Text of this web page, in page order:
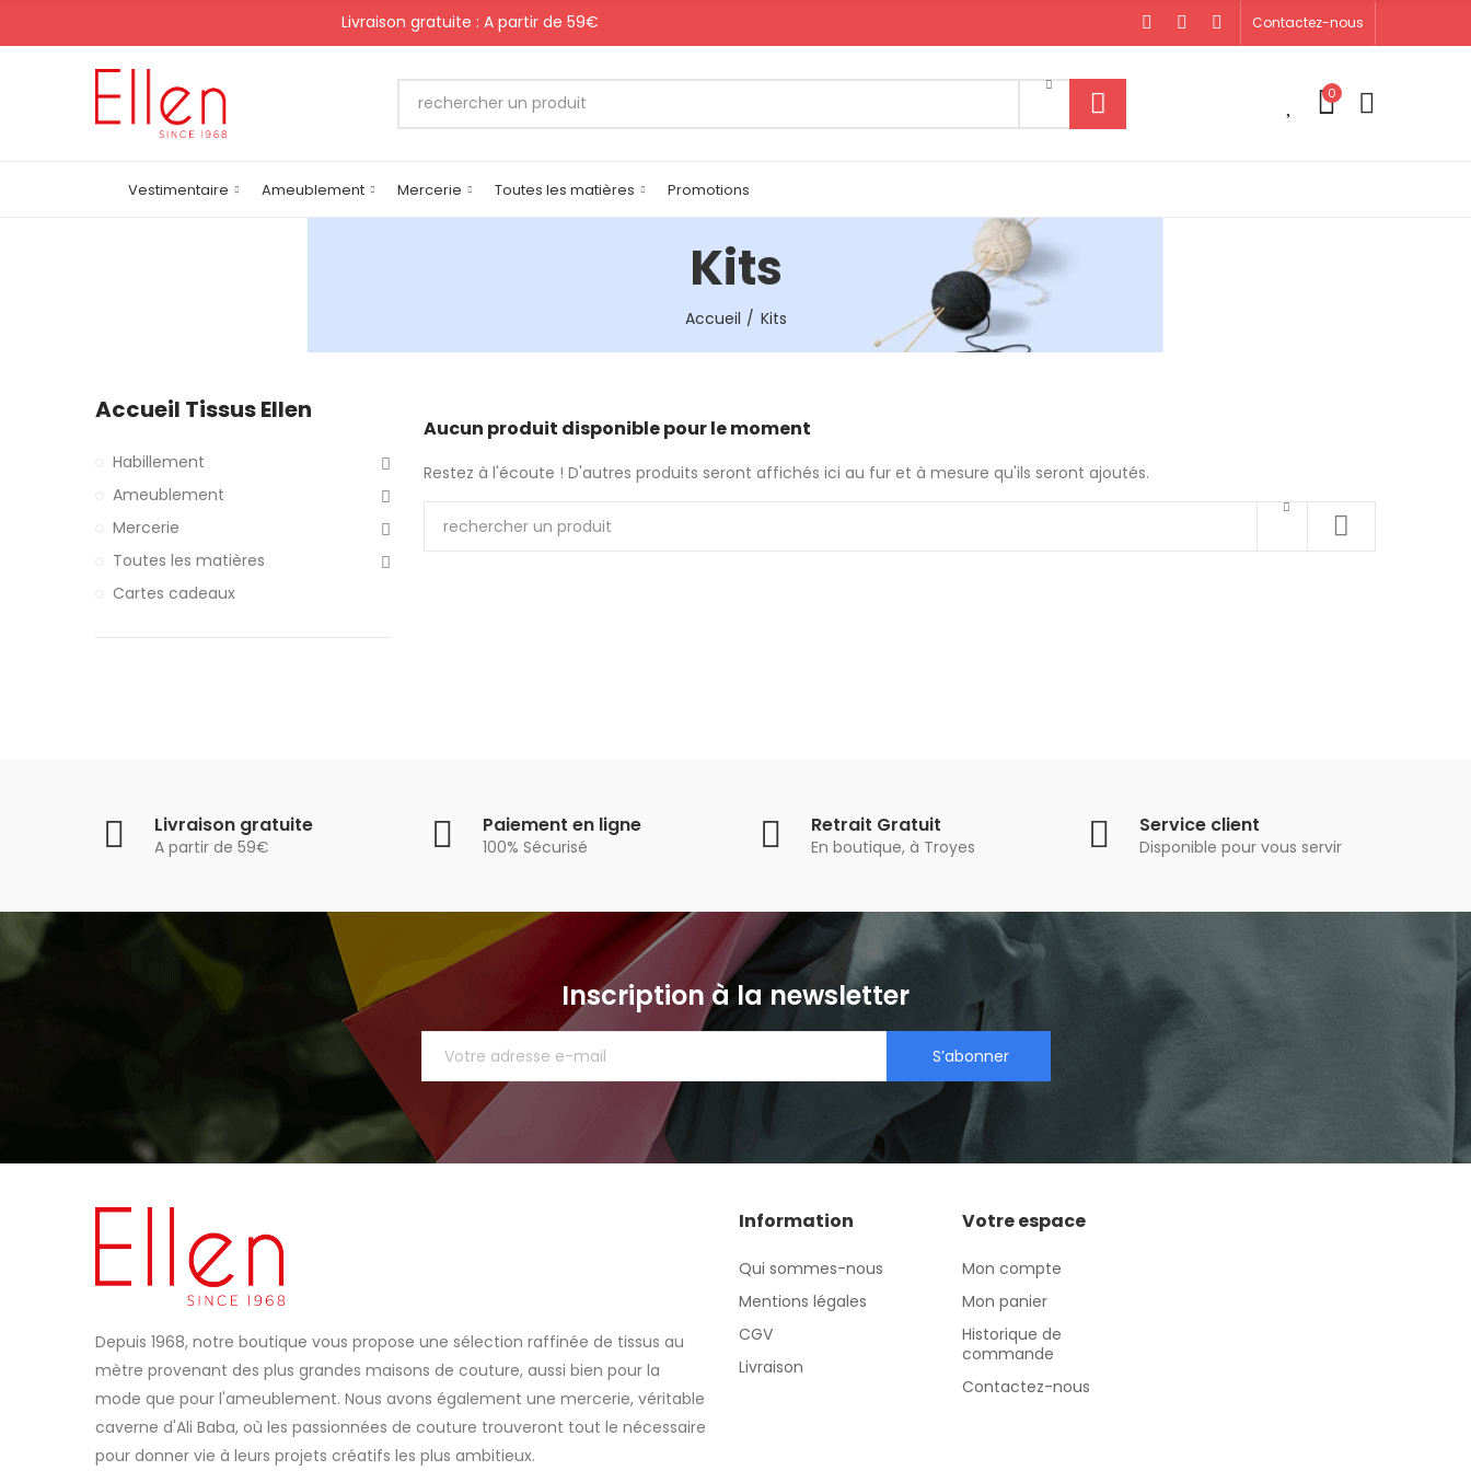
Livraison gratuite : A partir de 59€ Contactez-nous
0
Vestimentaire Ameublement Mercerie Toutes les matières Promotions
Kits
Accueil Kits
Aucun produit disponible pour le moment
Restez à l'écoute ! D'autres produits seront affichés ici au fur et à mesure qu'ils seront ajoutés.
Accueil Tissus Ellen
Habillement
Ameublement
Mercerie
Toutes les matières
Cartes cadeaux
Livraison gratuite
A partir de 59€
Paiement en ligne
100% Sécurisé
Retrait Gratuit
En boutique, à Troyes
Service client
Disponible pour vous servir
Inscription à la newsletter
S’abonner
Depuis 1968, notre boutique vous propose une sélection raffinée de tissus au
mètre provenant des plus grandes maisons de couture, aussi bien pour la
mode que pour l'ameublement. Nous avons également une mercerie, véritable
caverne d'Ali Baba, où les passionnées de couture trouveront tout le nécessaire
pour donner vie à leurs projets créatifs les plus ambitieux.
Information
Qui sommes-nous
Mentions légales
CGV
Livraison
Votre espace
Mon compte
Mon panier
Historique de
commande
Contactez-nous